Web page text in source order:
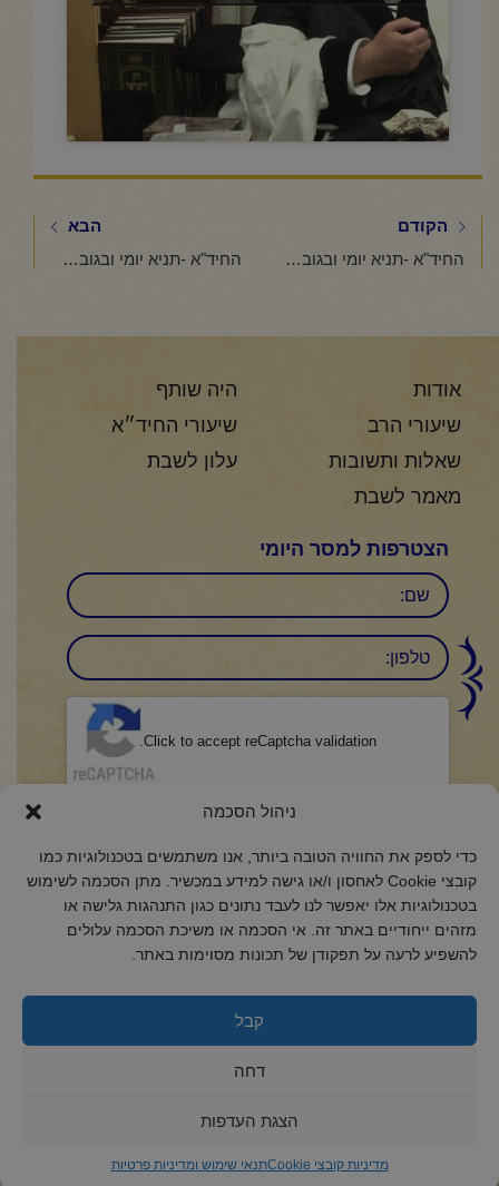
ניהול הסכמה
כדי לספק את החוויה הטובה ביותר, אנו משתמשים בטכנולוגיות כמו
קובצי Cookie לאחסון ו/או גישה למידע במכשיר. מתן הסכמה לשימוש
בטכנולוגיות אלו יאפשר לנו לעבד נתונים כגון התנהגות גלישה או
מזהים ייחודיים באתר זה. אי הסכמה או משיכת הסכמה עלולים
להשפיע לרעה על תפקודן של תכונות מסוימות באתר.
קבל
דחה
הצגת העדפות
מדיניות קובצי Cookie תנאי שימוש ומדיניות פרטיות
הקודם
החיד"א -תניא יומי ובגובה העיניים-כ' אייר תשפ"ה
הבא
החיד"א -תניא יומי ובגובה העיניים- כא אייר תשפ"ה
אודות
היה שותף
שיעורי הרב
שיעורי החיד״א
שאלות ותשובות
עלון לשבת
מאמר לשבת
הצטרפות למסר היומי
שם
טלפון:
Click to accept reCaptcha validation.
מדיניות קובצי Cookie
ד